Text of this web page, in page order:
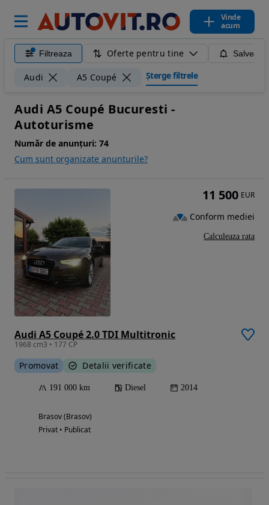
Vinde
acum
Filtreaza Oferte pentru tine
Audi A5 Coupé Șterge filtrele
Audi A5 Coupé Bucuresti -
Autoturisme
Număr de anunțuri: 74
Cum sunt organizate anunturile?
Audi A5 Coupé 2.0 TDI Multitronic
1968 cm3 • 177 CP
Promovat Detalii verificate
191 000 km Diesel 2014
Brasov (Brasov)
Privat • Publicat
11 500 EUR
Conform mediei
Calculeaza rata